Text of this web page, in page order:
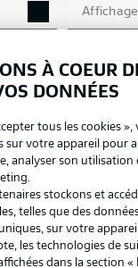
Affichage
Connexion
À COEUR
DONNÉES
tous les cookies »,
sur votre appareil pour
analyser son utilisation
stockons et
telles que des
sur votre
les technologies de
dans la section «